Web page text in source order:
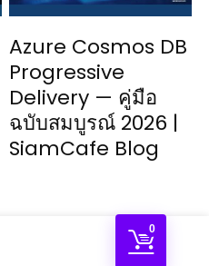
0
Azure Cosmos DB
Progressive
Delivery — คู่มือ
ฉบับสมบูรณ์ 2026 |
SiamCafe Blog